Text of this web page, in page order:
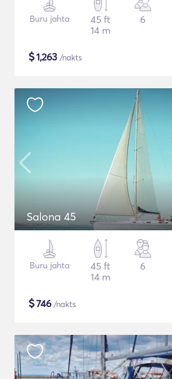
Buru jahta
45 ft
14 m
6
$1,263 /nakts
Salona 45
Buru jahta
45 ft
14 m
6
$746 /nakts